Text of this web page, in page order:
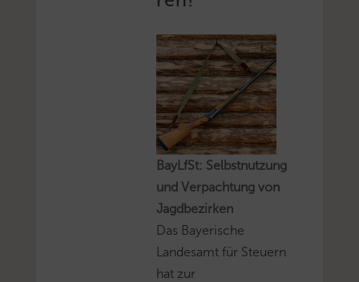
BayLfSt: Selbstnutzung
und Verpachtung von
Jagdbezirken
Das Bayerische
Landesamt für Steuern
hat zur